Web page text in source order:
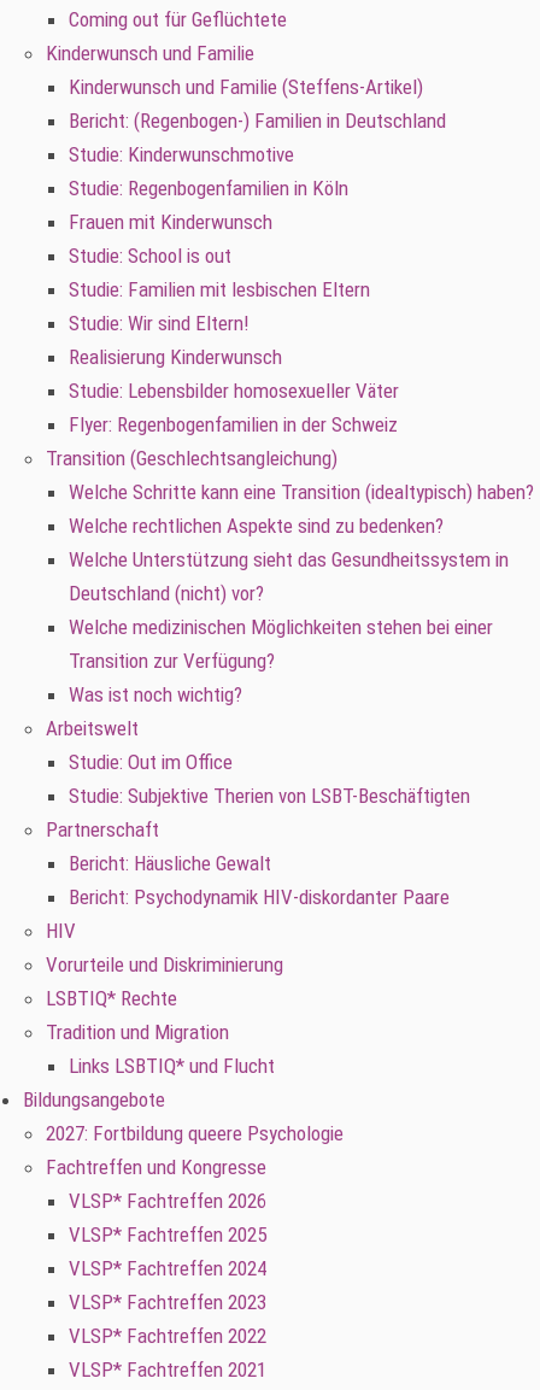
Coming out für Geflüchtete
Kinderwunsch und Familie
Kinderwunsch und Familie (Steffens-Artikel)
Bericht: (Regenbogen-) Familien in Deutschland
Studie: Kinderwunschmotive
Studie: Regenbogenfamilien in Köln
Frauen mit Kinderwunsch
Studie: School is out
Studie: Familien mit lesbischen Eltern
Studie: Wir sind Eltern!
Realisierung Kinderwunsch
Studie: Lebensbilder homosexueller Väter
Flyer: Regenbogenfamilien in der Schweiz
Transition (Geschlechtsangleichung)
Welche Schritte kann eine Transition (idealtypisch) haben?
Welche rechtlichen Aspekte sind zu bedenken?
Welche Unterstützung sieht das Gesundheitssystem in
Deutschland (nicht) vor?
Welche medizinischen Möglichkeiten stehen bei einer
Transition zur Verfügung?
Was ist noch wichtig?
Arbeitswelt
Studie: Out im Office
Studie: Subjektive Therien von LSBT-Beschäftigten
Partnerschaft
Bericht: Häusliche Gewalt
Bericht: Psychodynamik HIV-diskordanter Paare
HIV
Vorurteile und Diskriminierung
LSBTIQ* Rechte
Tradition und Migration
Links LSBTIQ* und Flucht
Bildungsangebote
2027: Fortbildung queere Psychologie
Fachtreffen und Kongresse
VLSP* Fachtreffen 2026
VLSP* Fachtreffen 2025
VLSP* Fachtreffen 2024
VLSP* Fachtreffen 2023
VLSP* Fachtreffen 2022
VLSP* Fachtreffen 2021